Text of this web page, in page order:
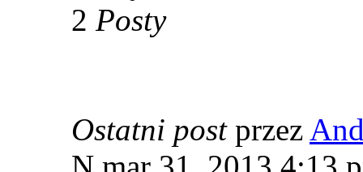
2 Posty
Ostatni postprzez